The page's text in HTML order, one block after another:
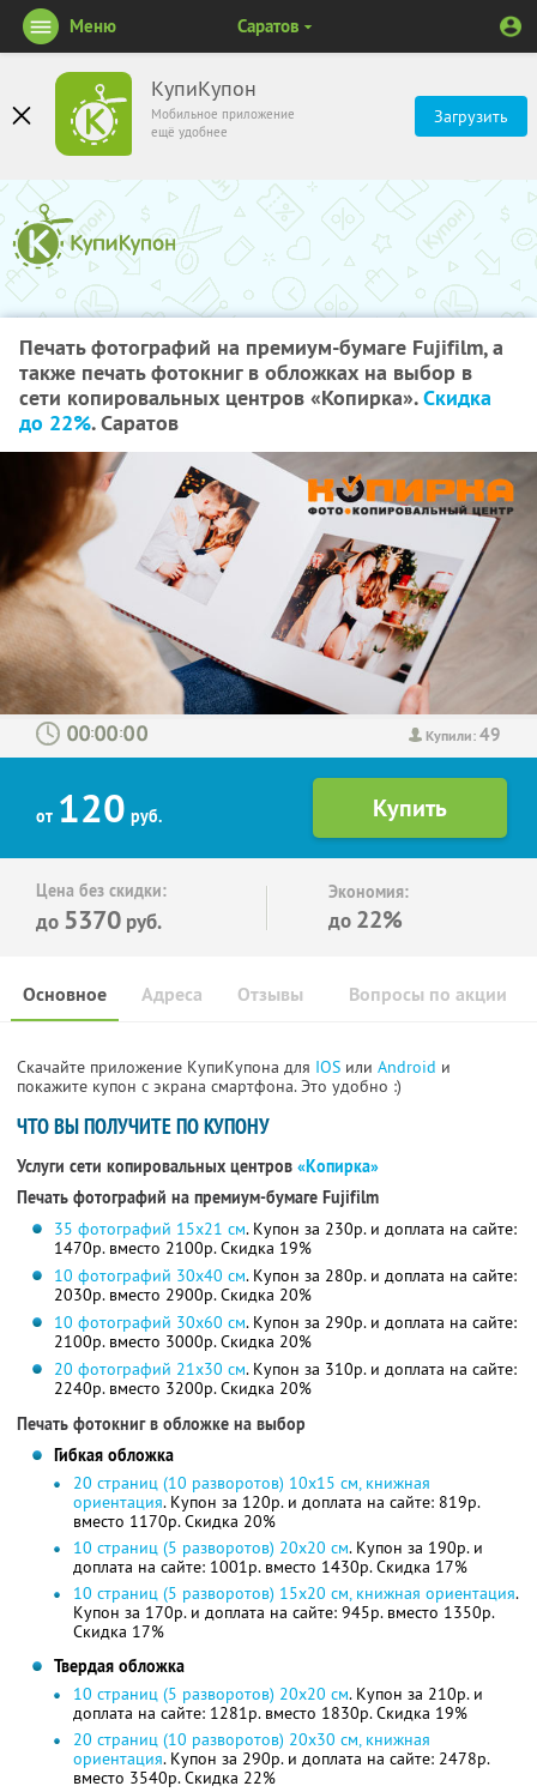
КупиКупон
Мобильное приложение
ещё удобнее
Загрузить
Меню Саратов
Печать фотографий на премиум-бумаге Fujifilm, а
также печать фотокниг в обложках на выбор в
сети копировальных центров «Копирка».Скидка
до 22%. Саратов
Купили:49
: :
от 120 руб.
Цена без скидки:
до 5370 руб.
Экономия:
до 22%
Основное Отзывы Вопросы по акции
Адреса
Скачайте приложение КупиКупона для IOS или Android и
покажите купон с экрана смартфона. Это удобно :)
ЧТО ВЫ ПОЛУЧИТЕ ПО КУПОНУ
Услуги сети копировальных центров «Копирка»
Печать фотографий на премиум-бумаге Fujifilm
35 фотографий 15х21 см. Купон за 230р. и доплата на сайте:
1470р. вместо 2100р. Скидка 19%
10 фотографий 30х40 см. Купон за 280р. и доплата на сайте:
2030р. вместо 2900р. Скидка 20%
10 фотографий 30х60 см. Купон за 290р. и доплата на сайте:
2100р. вместо 3000р. Скидка 20%
20 фотографий 21х30 см. Купон за 310р. и доплата на сайте:
2240р. вместо 3200р. Скидка 20%
Печать фотокниг в обложке на выбор
Гибкая обложка
20 страниц (10 разворотов) 10х15 см, книжная
ориентация. Купон за 120р. и доплата на сайте: 819р.
вместо 1170р. Скидка 20%
10 страниц (5 разворотов) 20х20 см. Купон за 190р. и
доплата на сайте: 1001р. вместо 1430р. Скидка 17%
10 страниц (5 разворотов) 15х20 см, книжная ориентация.
Купон за 170р. и доплата на сайте: 945р. вместо 1350р.
Скидка 17%
Твердая обложка
10 страниц (5 разворотов) 20х20 см. Купон за 210р. и
доплата на сайте: 1281р. вместо 1830р. Скидка 19%
20 страниц (10 разворотов) 20х30 см, книжная
ориентация. Купон за 290р. и доплата на сайте: 2478р.
вместо 3540р. Скидка 22%